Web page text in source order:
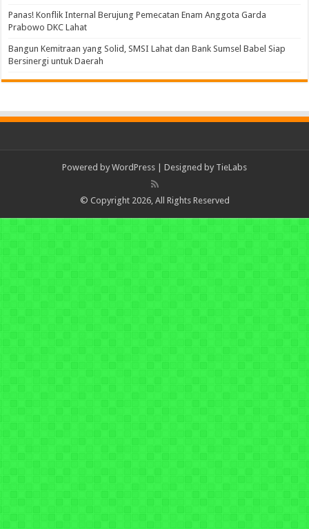
Panas! Konflik Internal Berujung Pemecatan Enam Anggota Garda
Prabowo DKC Lahat
Bangun Kemitraan yang Solid, SMSI Lahat dan Bank Sumsel Babel Siap
Bersinergi untuk Daerah
Powered by WordPress | Designed by TieLabs
© Copyright 2026, All Rights Reserved